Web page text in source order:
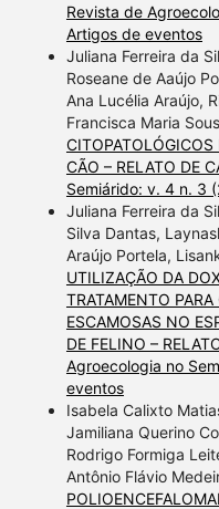
Revista de
Artigos de eventos
Juliana Ferreira da
Roseane de Aaújo
Ana Lucélia Araújo,
Francisca Maria
CÃO – RELATO DE
Semiárido: v. 4 n. 3
Juliana Ferreira da
Silva Dantas,
Araújo Portela,
UTILIZAÇÃO DA
TRATAMENTO
ESCAMOSAS NO
DE FELINO –
Agroecologia no
eventos
Isabela Calixto
Jamiliana Querino
Rodrigo Formiga
Antônio Flávio